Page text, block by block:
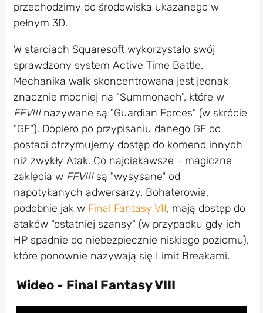
przechodzimy do środowiska ukazanego w
pełnym 3D.
W starciach Squaresoft wykorzystało swój
sprawdzony system Active Time Battle.
Mechanika walk skoncentrowana jest jednak
znacznie mocniej na "Summonach", które w
FFVIII nazywane są "Guardian Forces" (w skrócie
"GF"). Dopiero po przypisaniu danego GF do
postaci otrzymujemy dostęp do komend innych
niż zwykły Atak. Co najciekawsze - magiczne
zaklęcia w FFVIIIsą "wysysane" od
napotykanych adwersarzy. Bohaterowie,
podobnie jak w Final Fantasy VII, mają dostęp do
ataków "ostatniej szansy" (w przypadku gdy ich
HP spadnie do niebezpiecznie niskiego poziomu),
które ponownie nazywają się Limit Breakami.
Wideo - Final Fantasy VIII